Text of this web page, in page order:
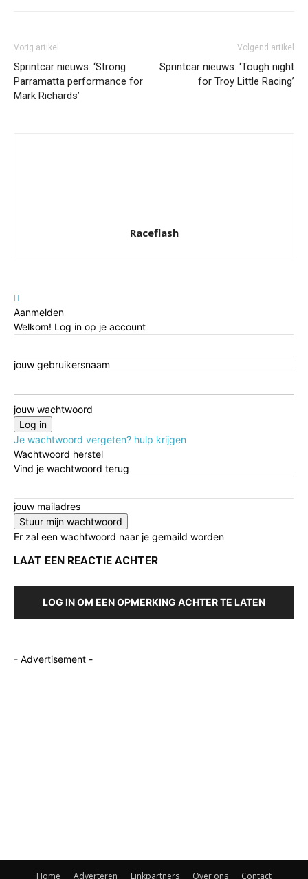
Vorig artikel
Sprintcar nieuws: ‘Strong
Parramatta performance for
Mark Richards’
Volgend artikel
Sprintcar nieuws: ‘Tough night
for Troy Little Racing’
Raceflash
Aanmelden
Welkom! Log in op je account
jouw gebruikersnaam
jouw wachtwoord
Je wachtwoord vergeten? hulp krijgen
Wachtwoord herstel
Vind je wachtwoord terug
jouw mailadres
Er zal een wachtwoord naar je gemaild worden
LAAT EEN REACTIE ACHTER
LOG IN OM EEN OPMERKING ACHTER TE LATEN
- Advertisement -
Home Adverteren Linkpartners Over ons Contact